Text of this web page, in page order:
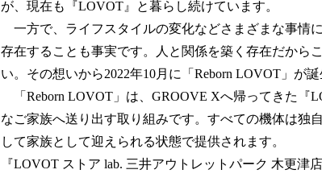
が、現在も『LOVOT』と暮らし続けています。
一方で、ライフスタイルの変化などさまざまな事情
存在することも事実です。人と関係を築く存在だから
い。その想いから2022年10月に「Reborn LOVOT」が誕
「Reborn LOVOT」は、GROOVE Xへ帰ってきた『
なご家族へ送り出す取り組みです。すべての機体は独
して家族として迎えられる状態で提供されます。
『LOVOT ストア lab. 三井アウトレットパーク 木更津